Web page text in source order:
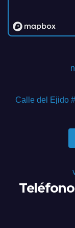
Calle del Ejido